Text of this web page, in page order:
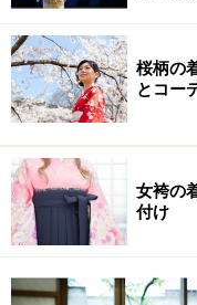
桜柄の
とコー
女袴の
付け